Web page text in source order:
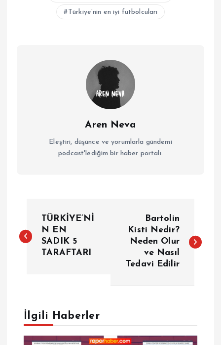
Türkiye’nin en iyi futbolcuları
Aren Neva
Eleştiri, düşünce ve yorumlarla gündemi
podcast'lediğim bir haber portalı.
a
g
e
TÜRKİYE’Nİ
N EN
SADIK 5
TARAFTARI
Bartolin
Kisti Nedir?
Neden Olur
ve Nasıl
Tedavi Edilir
İlgili Haberler